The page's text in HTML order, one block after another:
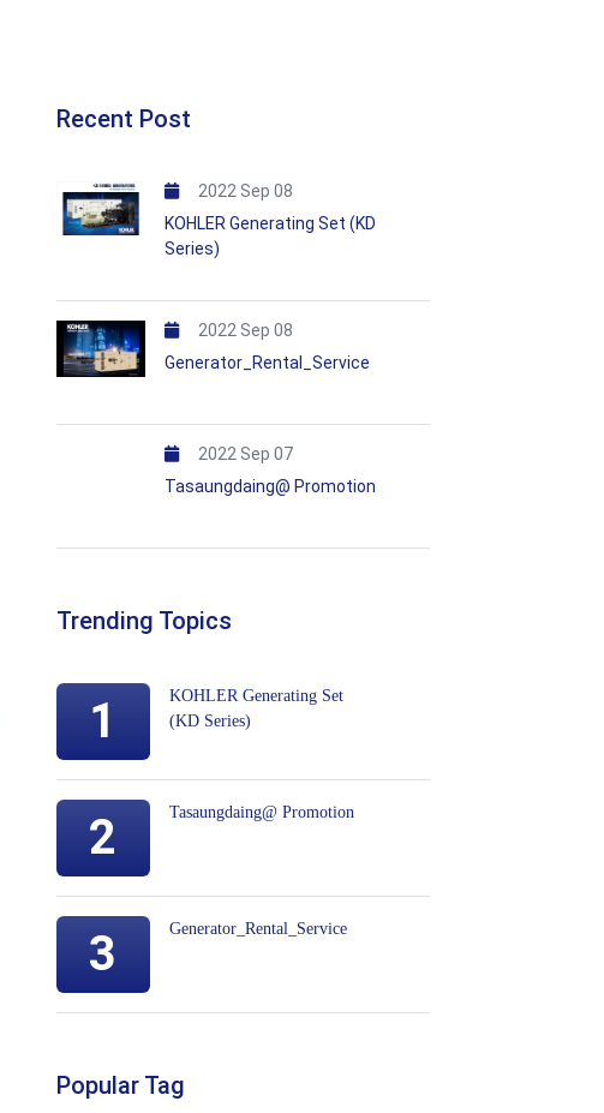
Recent Post
2022 Sep 08
KOHLER Generating Set (KD
Series)
2022 Sep 08
Generator_Rental_Service
2022 Sep 07
Tasaungdaing@ Promotion
Trending Topics
1
KOHLER Generating Set
(KD Series)
2 Tasaungdaing@ Promotion
3 Generator_Rental_Service
Popular Tag